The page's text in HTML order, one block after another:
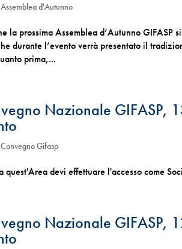
Assemblea d'Autunno
la prossima Assemblea d’Autunno
durante l’evento verrà presentato il
prima,...
Nazionale GIFASP,
Convegno Gifasp
quest'Area devi effettuare l'accesso come
Nazionale GIFASP,